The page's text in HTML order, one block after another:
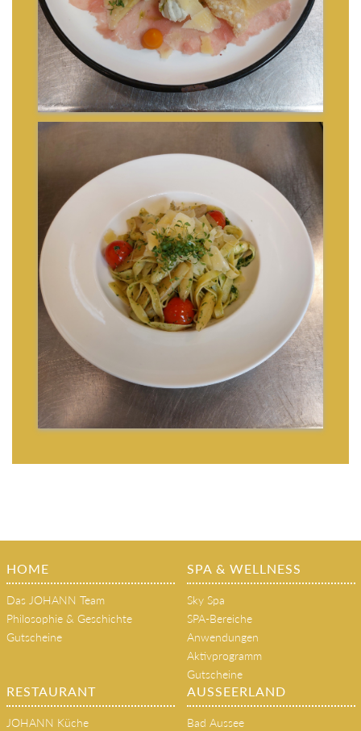
HOME
Das JOHANN Team
Philosophie & Geschichte
Gutscheine
SPA & WELLNESS
Sky Spa
SPA-Bereiche
Anwendungen
Aktivprogramm
Gutscheine
RESTAURANT
JOHANN Küche
AUSSEERLAND
Bad Aussee